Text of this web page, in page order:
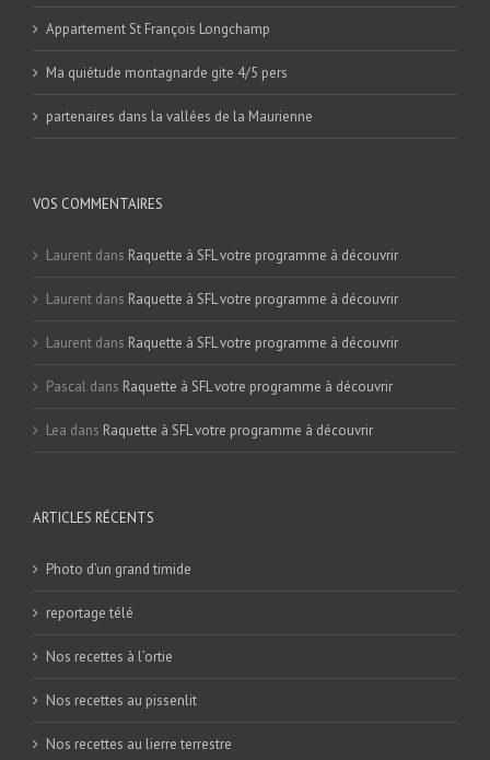
Appartement St François Longchamp
Ma quiétude montagnarde gite 4/5 pers
partenaires dans la vallées de la Maurienne
VOS COMMENTAIRES
Laurent dans Raquette à SFL votre programme à découvrir
Laurent dans Raquette à SFL votre programme à découvrir
Laurent dans Raquette à SFL votre programme à découvrir
Pascal dans Raquette à SFL votre programme à découvrir
Lea dans Raquette à SFL votre programme à découvrir
ARTICLES RÉCENTS
Photo d’un grand timide
reportage télé
Nos recettes à l’ortie
Nos recettes au pissenlit
Nos recettes au lierre terrestre